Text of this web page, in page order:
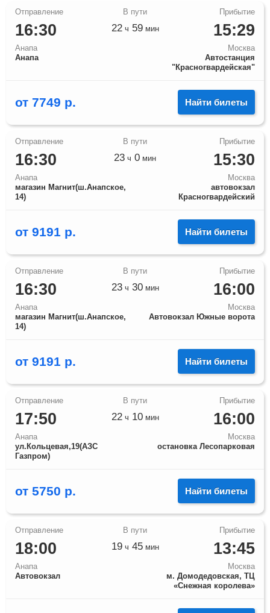
16:30
Анапа
Анапа
15:29
Москва
Автостанция
"Красногвардейская"
22ч 59мин
от 7749 р. Найти билеты
16:30
Анапа
магазин Магнит(ш.Анапское,
14)
15:30
Москва
автовокзал
Красногвардейский
23 ч 0 мин
от 9191 р. Найти билеты
16:30
Анапа
магазин Магнит(ш.Анапское,
14)
16:00
Москва
Автовокзал Южные ворота
23ч 30мин
от 9191 р. Найти билеты
17:50
Анапа
ул.Кольцевая,19(АЗС
Газпром)
16:00
Москва
остановка Лесопарковая
22ч 10мин
от 5750 р. Найти билеты
18:00
Анапа
Автовокзал
13:45
Москва
м. Домодедовская, ТЦ
«Снежная королева»
19ч 45мин